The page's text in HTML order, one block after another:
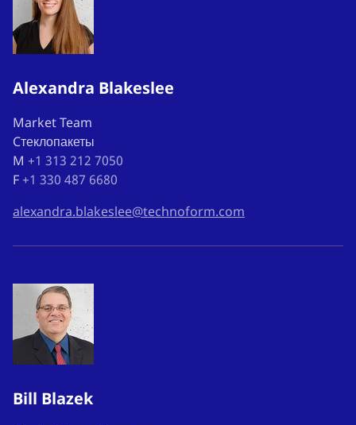
Alexandra Blakeslee
Market Team
Cтеклопакеты
M +1 313 212 7050
F +1 330 487 6680
alexandra.blakeslee@technoform.com
Bill Blazek